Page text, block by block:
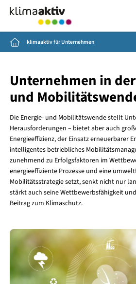
Home klimaaktiv für Unternehmen
Unternehmen in
und
Die Energie- und Mobilitätswende stellt
Herausforderungen – bietet aber auch
Energieeffizienz, der Einsatz erneuerbarer
intelligentes betriebliches
zunehmend zu Erfolgsfaktoren im
energieeffiziente Prozesse und eine
Mobilitätsstrategie setzt, senkt nicht nur
stärkt auch seine Wettbewerbsfähigkeit
Beitrag zum Klimaschutz.